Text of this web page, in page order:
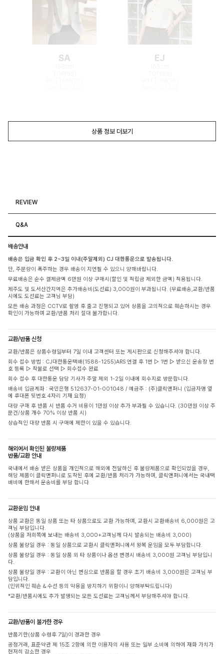
SA EJ
상품 정보 더보기
REVIEW
Q&A
배송안내
배송은 입금 확인 후 2~3일 이내(주말제외) CJ 대한통운으로 발송됩니다.
단, 주문량이 폭주하는 경우 배송이 지연될 수 있으니 양해바랍니다.
무료배송은 순수 결제금액 6만원 이상 구매시(할인 및 적립금 제외한 금액) 적용됩니다.
제주도 및 도서산간지역은 추가배송비(도선료) 3,000원이 부과됩니다. (무료배송,교환/반품
시에도 도선료는 고객님 부담)
모든 배송 과정은 CCTV로 촬영 후 출고 진행되고 있어 상품을 고의적으로 훼손하시는 경우
확인이 가능하며 교환/반품 처리 절대 불가합니다.
교환/반품 신청
교환/반품은 상품수령일부터 7일 이내 고객센터 또는 게시판으로 신청해주셔야 합니다.
회수 접수 방법 : CJ대한통운택배(1588-1255)ARS 연결 후 1번 ▷ 1번 ▷ 받으신 운송장 번
호 등록 ▷ 착불로 선택 ▷ 회수접수 완료
회수 접수 후 대한통운 담당 기사가 주말 제외 1-2일 이내에 회수지로 방문합니다.
배송비 입금계좌 : 국민은행 512637-01-001048 / 예금주 : (주)클릭앤퍼니 (입금자명 옆
에 휴대폰 뒷번호 4자리 기재 요청)
대량 구매 후 반품 시 반품 수거 비용이 1만원 이상 추가 부과될 수 있습니다. (30만원 이상 주
문건/상품 개수 70% 이상 반품 시)
상습적인 대량 반품 시 구매에 제한이 있을 수 있습니다.
해외에서 확인된 불량제품
반품/교환 안내
국내에서 배송 받은 상품을 개인적으로 해외에 전달하신 후 불량제품으로 확인되었을 경우,
해당 제품이 클릭앤퍼니로 도착된 후에 교환/반품 처리가 가능하며, 클릭앤퍼니에서는 국내택
배비에 한해서 운송비를 부담 합니다
교환운임 안내
상품 교환은 동일 상품 또는 타 상품으로도 교환 가능하며, 교환시 교환배송비 6,000원은 고
객님 부담입니다.
(상품을 저희쪽에 보내는 배송비 3,000+고객님께 다시 발송되는 배송비 3,000)
상품 불량일 경우 : 동일 상품으로 교환시 클릭앤퍼니에서 왕복 운임을 모두 부담합니다.
상품 불량일 경우 : 동일 상품 외 타 상품이나 옵션 변경시 배송비 3,000원 고객님 부담입니
다.
상품 불량일 경우 : 교환이 아닌 변심으로 반품을 할 경우 초기 배송비 3,000원은 고객님 부
담입니다.
(인위적인 훼손 & 수선 등의 악용을 방지하기 위함이니 양해부탁드립니다)
*교환/반품시에도 추가 발생되는 모든 도선료는 고객님께서 부담해주셔야 합니다.
교환/반품이 불가한 경우
반품기한(상품 수령후 7일)이 경과한 경우
공정거래, 표준약관 제 15조 2항에 의한 이용자의 사용 또는 일부 소비에 의하여 재화 가치가
현저히 감소한 경우